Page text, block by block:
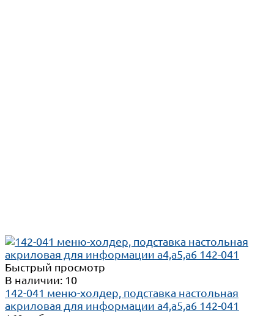
Быстрый просмотр
В наличии: 10
142-041 меню-холдер, подставка настольная
акриловая для информации а4,а5,а6 142-041